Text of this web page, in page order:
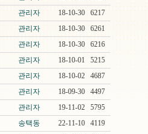
관리자 18-10-30
6217
관리자 18-10-30
6261
관리자 18-10-30
6216
관리자 18-10-01
5215
관리자 18-10-02
4687
관리자 18-09-30
4497
관리자 19-11-02
5795
송택동 22-11-10
4119